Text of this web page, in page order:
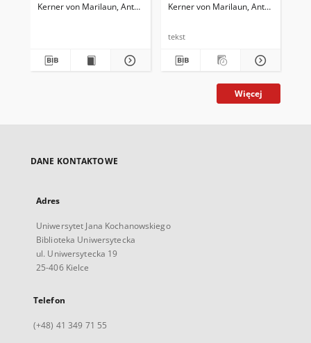
Kerner von Marilaun, Anton (1831-1898) Tranšel’, Vladimir Andreevič
Kerner von Marilaun, Anton (1831-
tekst
Więcej
DANE KONTAKTOWE
Adres
Uniwersytet Jana Kochanowskiego
Biblioteka Uniwersytecka
ul. Uniwersytecka 19
25-406 Kielce
Telefon
(+48) 41 349 71 55